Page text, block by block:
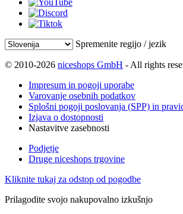
Spremenite regijo / jezik
© 2010-2026 niceshops GmbH - All rights
Impresum in pogoji uporabe
Varovanje osebnih podatkov
Splošni pogoji poslovanja (SPP) in
Izjava o dostopnosti
Nastavitve zasebnosti
Podjetje
Druge niceshops trgovine
Kliknite tukaj za odstop od pogodbe
Prilagodite svojo nakupovalno izkušnjo